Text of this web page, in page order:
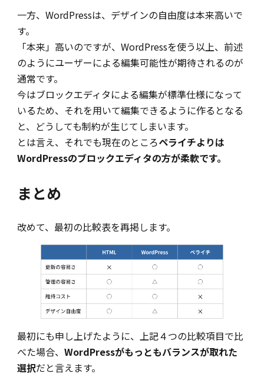
一方、WordPressは、デザインの自由度は本来高いで
す。
「本来」高いのですが、WordPressを使う以上、前述
のようにユーザーによる編集可能性が期待されるのが
通常です。
今はブロックエディタによる編集が標準仕様になって
いるため、それを用いて編集できるように作るとなる
と、どうしても制約が生じてしまいます。
とは言え、それでも現在のところペライチよりは
WordPressのブロックエディタの方が柔軟です。
まとめ
改めて、最初の比較表を再掲します。
最初にも申し上げたように、上記４つの比較項目で比
べた場合、WordPressがもっともバランスが取れた
選択だと言えます。